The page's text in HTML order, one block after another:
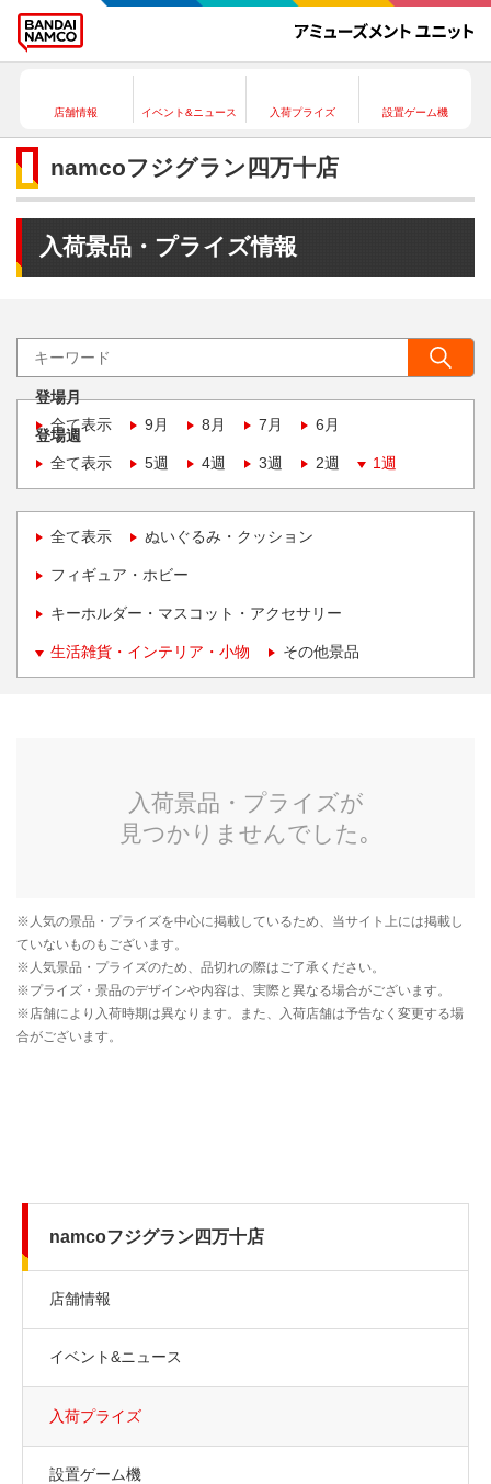
店舗情報 イベント&ニュース 入荷プライズ 設置ゲーム機
namcoフジグラン四万十店
入荷景品・プライズ情報
登場月
全て表示
9月 8月 7月 6月
登場週
全て表示
5週 4週 3週 2週 1週
全て表示 ぬいぐるみ・クッション
フィギュア・ホビー
キーホルダー・マスコット・アクセサリー
生活雑貨・インテリア・小物 その他景品
namcoフジグラン四万十店
店舗情報
イベント&ニュース
入荷プライズ
設置ゲーム機